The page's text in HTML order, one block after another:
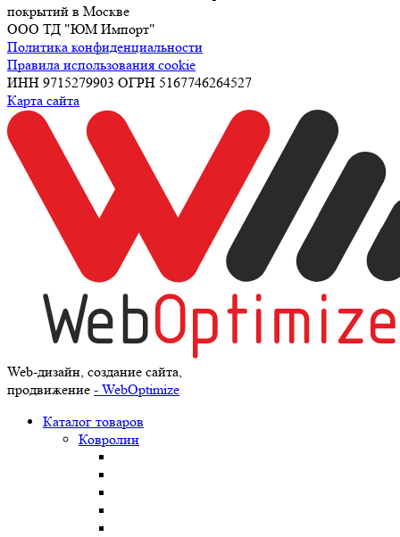
покрытий в Москве
ООО ТД "ЮМ Импорт"
Политика конфиденциальности
Правила использования cookie
ИНН 9715279903 ОГРН 5167746264527
Карта сайта
Web-дизайн, создание сайта,
продвижение - WebOptimize
Каталог товаров
Ковролин